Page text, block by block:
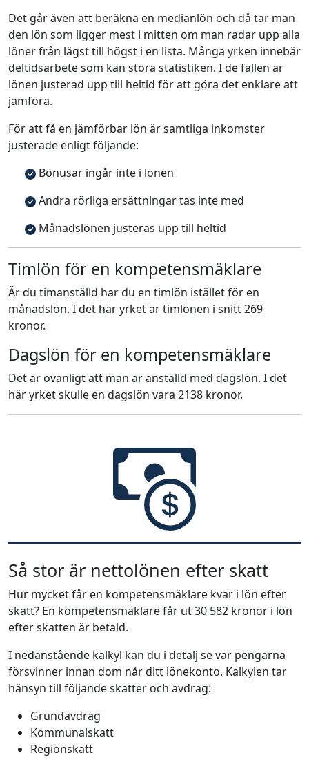
Det går även att beräkna en medianlön och då tar man
den lön som ligger mest i mitten om man radar upp alla
löner från lägst till högst i en lista. Många yrken innebär
deltidsarbete som kan störa statistiken. I de fallen är
lönen justerad upp till heltid för att göra det enklare att
jämföra.
För att få en jämförbar lön är samtliga inkomster
justerade enligt följande:
Bonusar ingår inte i lönen
Andra rörliga ersättningar tas inte med
Månadslönen justeras upp till heltid
Timlön för en kompetensmäklare
Är du timanställd har du en timlön istället för en
månadslön. I det här yrket är timlönen i snitt 269
kronor.
Dagslön för en kompetensmäklare
Det är ovanligt att man är anställd med dagslön. I det
här yrket skulle en dagslön vara 2138 kronor.
Så stor är nettolönen efter skatt
Hur mycket får en kompetensmäklare kvar i lön efter
skatt? En kompetensmäklare får ut 30 582 kronor i lön
efter skatten är betald.
I nedanstående kalkyl kan du i detalj se var pengarna
försvinner innan dom når ditt lönekonto. Kalkylen tar
hänsyn till följande skatter och avdrag:
Grundavdrag
Kommunalskatt
Regionskatt